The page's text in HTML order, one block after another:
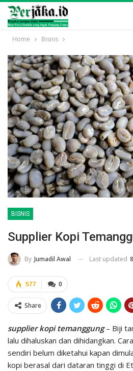
Home Bisnis
BISNIS
Supplier Kopi
By Jumadil Awal Last updated
0
577
Share
supplier kopi temanggung– Biji
lalu dihaluskan dan dihidangkan.
sendiri belum diketahui kapan
kopi berasal dari dataran tinggi di